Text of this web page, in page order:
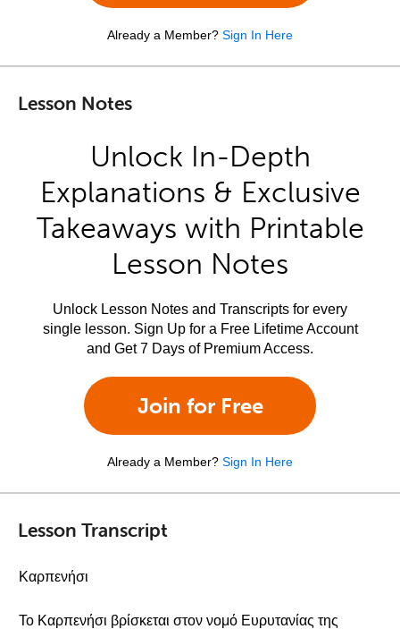
Already a Member? Sign In Here
Lesson Notes
Unlock In-Depth
Explanations & Exclusive
Takeaways with Printable
Lesson Notes
Unlock Lesson Notes and Transcripts for every
single lesson. Sign Up for a Free Lifetime Account
and Get 7 Days of Premium Access.
Join for Free
Already a Member? Sign In Here
Lesson Transcript
Καρπενήσι
Το Καρπενήσι βρίσκεται στον νομό Ευρυτανίας της